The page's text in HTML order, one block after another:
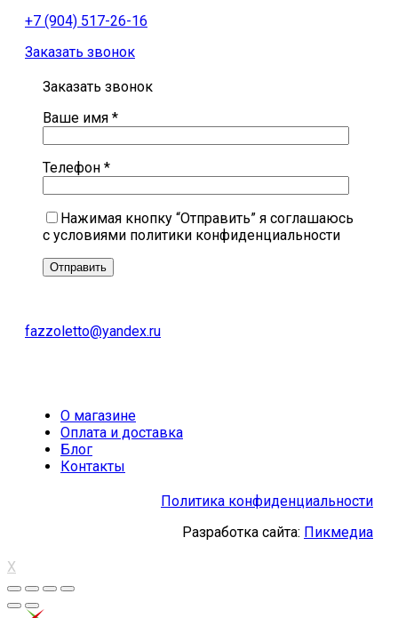
+7 (904) 517-26-16
Заказать звонок
Заказать звонок
Ваше имя *
Телефон *
Нажимая кнопку “Отправить” я соглашаюсь
с условиями политики конфиденциальности
fazzoletto@yandex.ru
О магазине
Оплата и доставка
Блог
Контакты
Политика конфиденциальности
Разработка сайта: Пикмедиа
X